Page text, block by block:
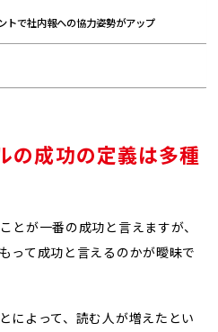
トで社内報への協力姿勢がアップ
の成功の定義は多種
とが一番の成功と言えますが、
って成功と言えるのかが曖昧で
によって、読む人が増えたとい